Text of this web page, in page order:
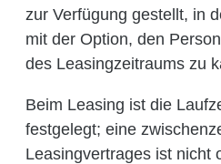
zur Verfügung gestellt, in
mit der Option, den
des Leasingzeitraums zu
Beim Leasing ist die
festgelegt; eine
Leasingvertrages ist nicht